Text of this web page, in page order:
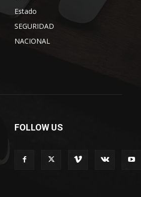
Estado
SEGURIDAD
NACIONAL
FOLLOW US